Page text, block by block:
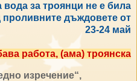
за троянци не е била
дъждовете от
23-24 май
работа, (ама) троянска
изречение“,